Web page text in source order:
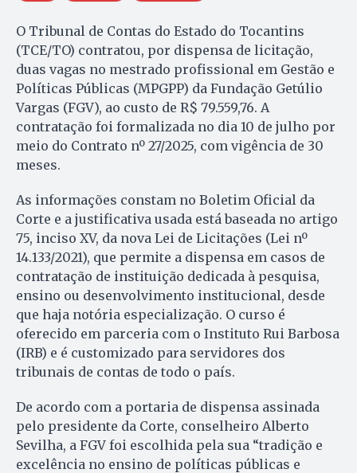
O Tribunal de Contas do Estado do Tocantins
(TCE/TO) contratou, por dispensa de licitação,
duas vagas no mestrado profissional em Gestão e
Políticas Públicas (MPGPP) da Fundação Getúlio
Vargas (FGV), ao custo de R$ 79.559,76. A
contratação foi formalizada no dia 10 de julho por
meio do Contrato nº 27/2025, com vigência de 30
meses.
As informações constam no Boletim Oficial da
Corte e a justificativa usada está baseada no artigo
75, inciso XV, da nova Lei de Licitações (Lei nº
14.133/2021), que permite a dispensa em casos de
contratação de instituição dedicada à pesquisa,
ensino ou desenvolvimento institucional, desde
que haja notória especialização. O curso é
oferecido em parceria com o Instituto Rui Barbosa
(IRB) e é customizado para servidores dos
tribunais de contas de todo o país.
De acordo com a portaria de dispensa assinada
pelo presidente da Corte, conselheiro Alberto
Sevilha, a FGV foi escolhida pela sua “tradição e
excelência no ensino de políticas públicas e